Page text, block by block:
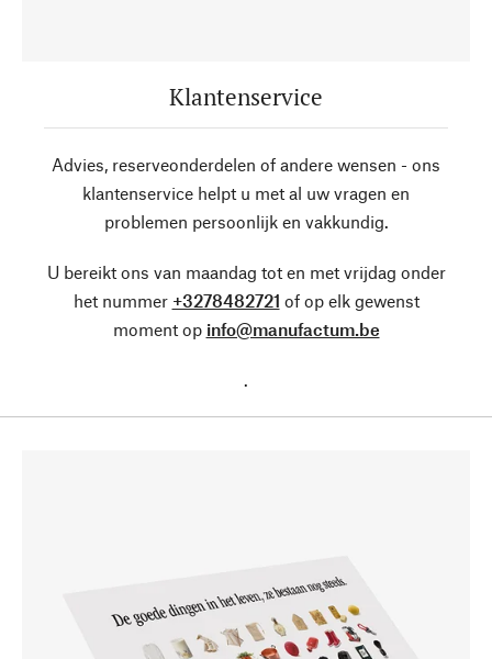
Klantenservice
Advies, reserveonderdelen of andere wensen - ons
klantenservice helpt u met al uw vragen en
problemen persoonlijk en vakkundig.
U bereikt ons van maandag tot en met vrijdag onder
het nummer +3278482721 of op elk gewenst
moment op info@manufactum.be
.